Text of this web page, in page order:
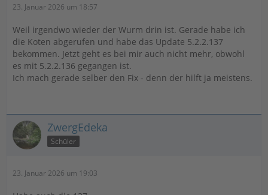
23. Januar 2026 um 18:57
Weil irgendwo wieder der Wurm drin ist. Gerade habe ich
die Koten abgerufen und habe das Update 5.2.2.137
bekommen. Jetzt geht es bei mir auch nicht mehr, obwohl
es mit 5.2.2.136 gegangen ist.
Ich mach gerade selber den Fix - denn der hilft ja meistens.
ZwergEdeka
Schüler
23. Januar 2026 um 19:03